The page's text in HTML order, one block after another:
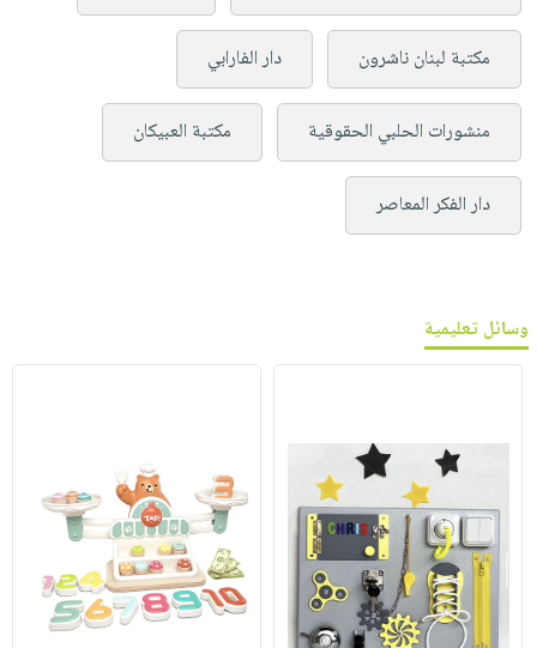
مكتبة لبنان ناشرون دار الفارابي
منشورات الحلبي الحقوقية مكتبة العبيكان
دار الفكر المعاصر
وسائل تعليمية